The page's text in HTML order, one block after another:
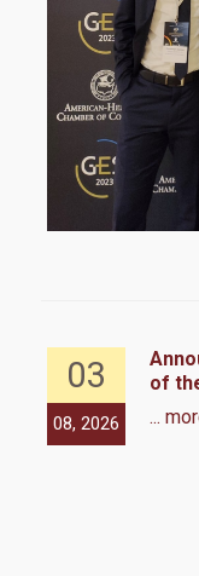
03
08, 2026
of
...